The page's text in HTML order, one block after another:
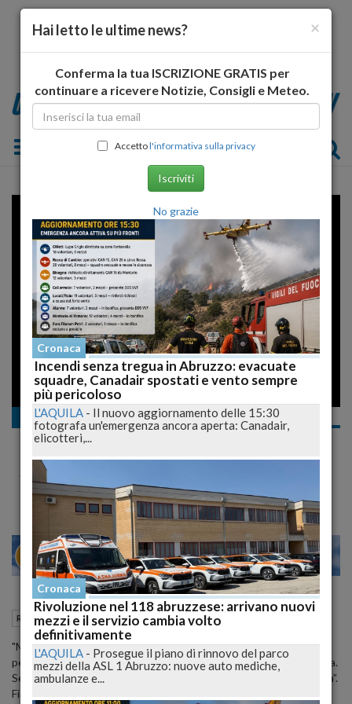
Toggle navigation
Error loading player: No playable
sources found
Regione
Co.co.co e portaborse: lo spettro della
Silenzio e amarezza a Palazzo dell'Emiciclo
MILANO 27 29
Regione L'Aquila (AQ) 18 Luglio 2008 13:31
"Mi dimetto - ha spiegato ieri il presidente Ottaviano Del Turco -
per non trascinare l'istituzione regionale in una vertenza giudiziaria.
Se ci sono responsabilità sono di natura personale e non collettiva”.
Fino a prova contraria, e ferma restando la presunzione di
×
Hai letto le ultime news?
Conferma la tua ISCRIZIONE GRATIS per
continuare a ricevere Notizie, Consigli e Meteo.
Accettol'informativa sulla privacy
Iscriviti
No grazie
Cronaca
Incendi senza tregua in Abruzzo: evacuate
squadre, Canadair spostati e vento sempre
più pericoloso
L'AQUILA - Il nuovo aggiornamento delle 15:30
fotografa un'emergenza ancora aperta: Canadair,
elicotteri,...
Cronaca
Rivoluzione nel 118 abruzzese: arrivano nuovi
mezzi e il servizio cambia volto
definitivamente
L'AQUILA - Prosegue il piano di rinnovo del parco
mezzi della ASL 1 Abruzzo: nuove auto mediche,
ambulanze e...